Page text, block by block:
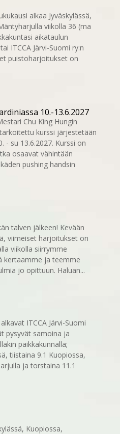
alkaa Jyväskylässä,
viikolla 36 (ma
aikataulun
ITCCA Järvi-Suomi ry:n
puistoharjoitukset on
10.-13.6.2027
Chu King Hungin
kurssi järjestetään
- su 13.6.2027. Kurssi on
osaavat vähintään
pushing handsin
talven jälkeen! Kevään
viimeiset harjoitukset on
viikolla siirrymme
kertaamme ja teemme
jo opittuun. Haluan...
ITCCA Järvi-Suomi
pysyvät samoina ja
paikkakunnalla;
tiistaina 9.1 Kuopiossa,
ja torstaina 11.1
Kuopiossa,